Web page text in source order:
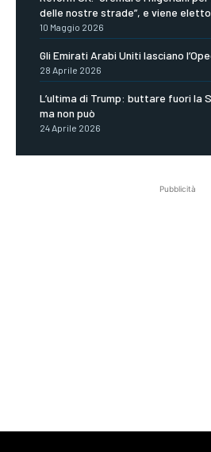
delle nostre strade”, e viene eletto
10 Maggio 2026
Gli Emirati Arabi Uniti lasciano
28 Aprile 2026
L’ultima di Trump: buttare fuori la
ma non può
24 Aprile 2026
Pubblicità